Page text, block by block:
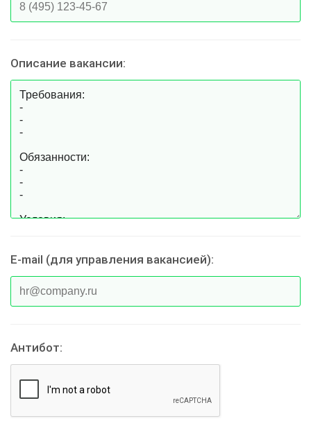
Описание вакансии:
E-mail (для управления вакансией):
Антибот: